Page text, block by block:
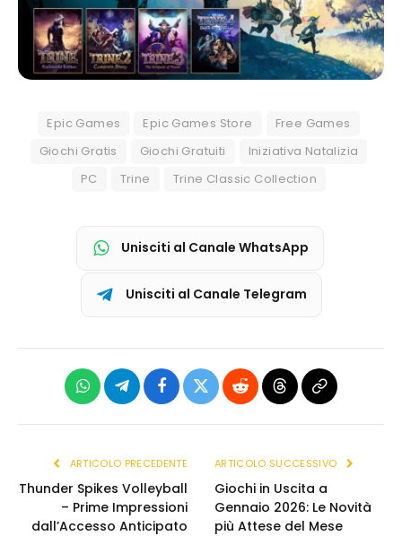
Epic Games Epic Games Store
Free Games
Giochi Gratis
Giochi Gratuiti
Iniziativa Natalizia
PC
Trine Trine Classic Collection
Unisciti al Canale WhatsApp
Unisciti al Canale Telegram
WhatsAppTelegramFacebook
X
Reddit ThreadsCopia
ARTICOLO PRECEDENTE
Thunder Spikes Volleyball
– Prime Impressioni
dall’Accesso Anticipato
ARTICOLO SUCCESSIVO
Giochi in Uscita a
Gennaio 2026: Le Novità
più Attese del Mese